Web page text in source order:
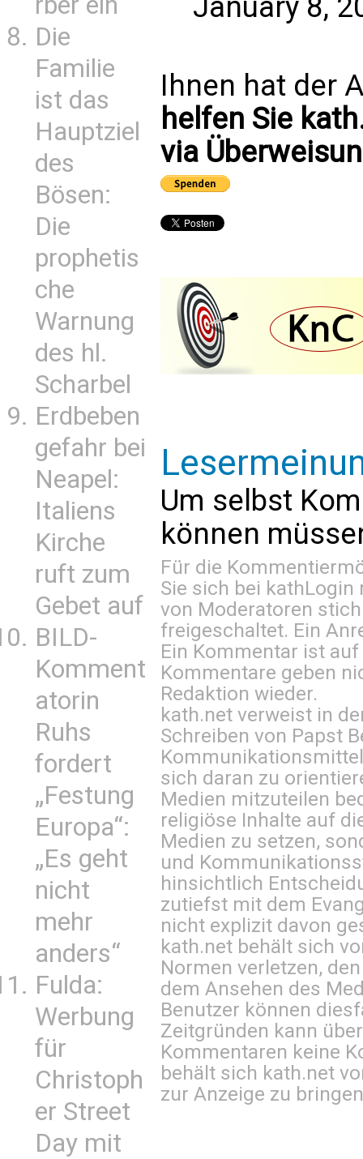
Die
Familie
ist das
Hauptziel
des
Bösen:
Die
prophetis
che
Warnung
des hl.
Scharbel
Erdbeben
gefahr bei
Neapel:
Italiens
Kirche
ruft zum
Gebet auf
BILD-
Komment
atorin
Ruhs
fordert
„Festung
Europa“:
„Es geht
nicht
mehr
anders“
Fulda:
Werbung
für
Christoph
er Street
Day mit
Ihnen hat der
helfen Sie
via
Um selbst
können
Für die
Sie sich bei kathLogin
von Moderatoren
freigeschaltet. Ein
Ein Kommentar ist
Kommentare geben
Redaktion wieder.
kath.net verweist in
Schreiben von Papst
sich daran zu
Medien mitzuteilen
religiöse Inhalte auf
Medien zu setzen,
und
hinsichtlich
zutiefst mit dem
nicht explizit davon
kath.net behält sich
Normen verletzen,
dem Ansehen des
Benutzer können
Zeitgründen kann
Kommentaren keine
behält sich kath.net
zur Anzeige zu